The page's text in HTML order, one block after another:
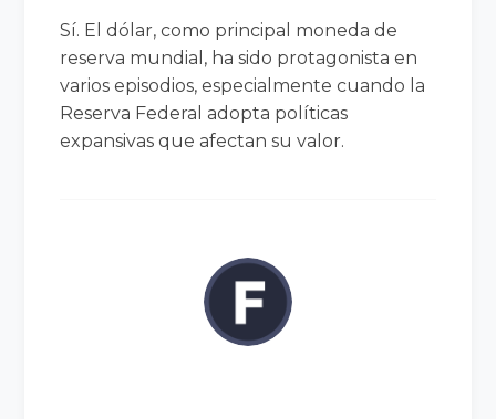
Sí. El dólar, como principal moneda de
reserva mundial, ha sido protagonista en
varios episodios, especialmente cuando la
Reserva Federal adopta políticas
expansivas que afectan su valor.